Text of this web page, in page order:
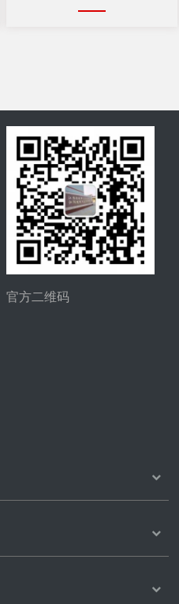
官方二维码